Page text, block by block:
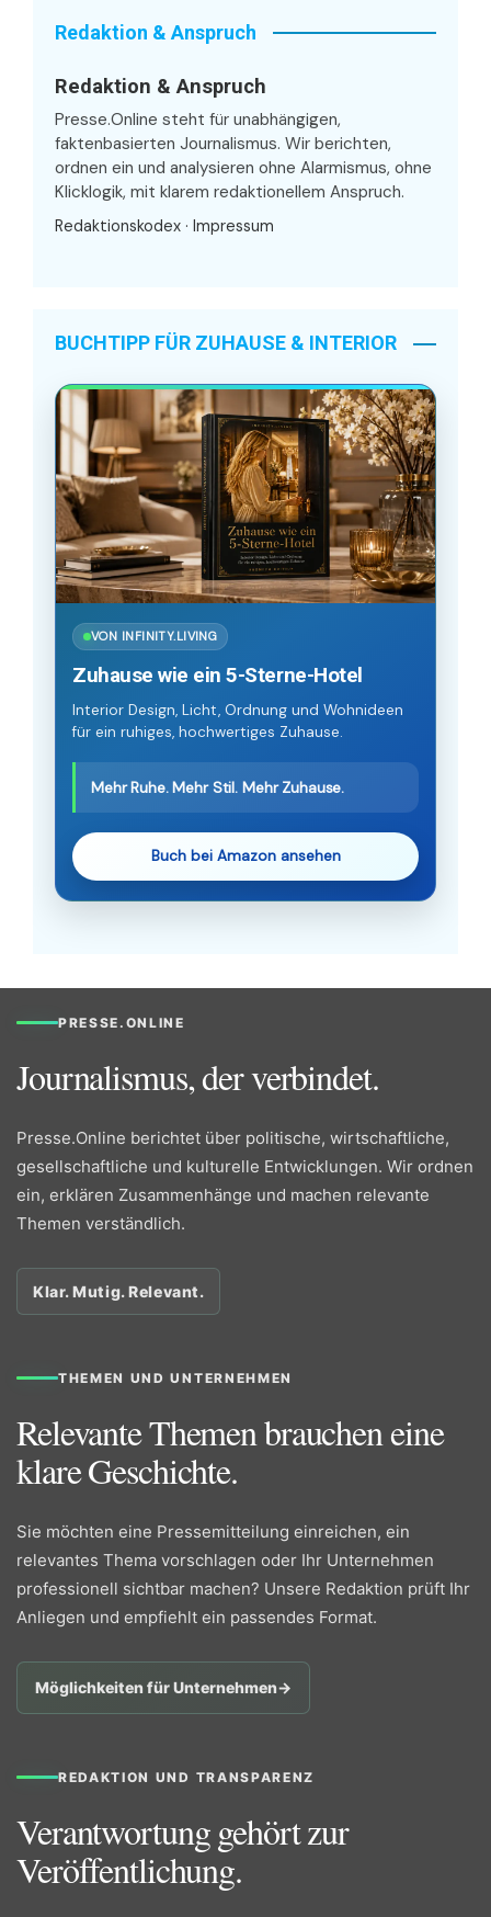
Redaktion & Anspruch
Redaktion & Anspruch
Presse.Online steht für unabhängigen,
faktenbasierten Journalismus. Wir berichten,
ordnen ein und analysieren ohne Alarmismus, ohne
Klicklogik, mit klarem redaktionellem Anspruch.
Redaktionskodex · Impressum
BUCHTIPP FÜR ZUHAUSE & INTERIOR
VON INFINITY.LIVING
Zuhause wie ein 5-Sterne-Hotel
Interior Design, Licht, Ordnung und Wohnideen
für ein ruhiges, hochwertiges Zuhause.
Mehr Ruhe. Mehr Stil. Mehr Zuhause.
Buch bei Amazon ansehen
PRESSE.ONLINE
Journalismus, der verbindet.
Presse.Online berichtet über politische, wirtschaftliche,
gesellschaftliche und kulturelle Entwicklungen. Wir ordnen
ein, erklären Zusammenhänge und machen relevante
Themen verständlich.
Klar. Mutig. Relevant.
THEMEN UND UNTERNEHMEN
Relevante Themen brauchen eine
klare Geschichte.
Sie möchten eine Pressemitteilung einreichen, ein
relevantes Thema vorschlagen oder Ihr Unternehmen
professionell sichtbar machen? Unsere Redaktion prüft Ihr
Anliegen und empfiehlt ein passendes Format.
Möglichkeiten für Unternehmen→
REDAKTION UND TRANSPARENZ
Verantwortung gehört zur
Veröffentlichung.